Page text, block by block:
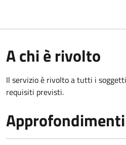
A chi è rivolto
Il servizio è rivolto a tutti i
requisiti previsti.
Approfondimenti